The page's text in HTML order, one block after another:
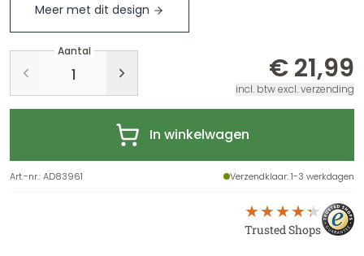
Meer met dit design
Aantal
€ 21,99
incl. btw excl. verzending
In winkelwagen
Art.-nr.:AD83961 Verzendklaar: 1-3 werkdagen
Trusted Shops